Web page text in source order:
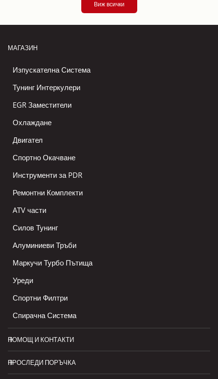
Виж всички
МАГАЗИН
Изпускателна Система
Тунинг Интеркулери
EGR Заместители
Охлаждане
Двигател
Спортно Окачване
Инструменти за PDR
Ремонтни Комплекти
ATV части
Силов Тунинг
Алуминиеви Тръби
Маркучи Турбо Пътища
Уреди
Спортни Филтри
Спирачна Система
ПОМОЩ И КОНТАКТИ
ПРОСЛЕДИ ПОРЪЧКА